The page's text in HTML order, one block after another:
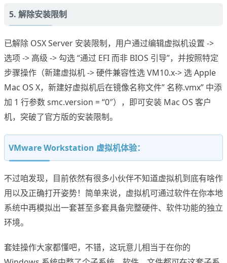
5. 解除安装限制
已解除 OSX Server 安装限制，用户通过编辑虚拟机设置 ->
选项 -> 高级 -> 勾选 “通过 EFI 而非 BIOS 引导”，并按照特定
步骤操作（新建虚拟机 -> 硬件兼容性选 VM10.x-> 选 Apple
Mac OS X，新建好虚拟机后在镜像名称文件” 名称.vmx” 中添
加 1 行参数 smc.version = “0″），即可安装 Mac OS 客户
机，突破了官方版的安装限制。
VMware Workstation 虚拟机体验：
不过咱发现，目前依然有很多小伙伴不知道虚拟机到底有啥作
用以及正确打开姿势！简单来说，虚拟机可通过软件在你本地
系统中再模拟出一套甚至多套具备完整硬件、软件功能的独立
环境。
套娃操作大家都懂吧，不错，这玩意儿相当于在你的